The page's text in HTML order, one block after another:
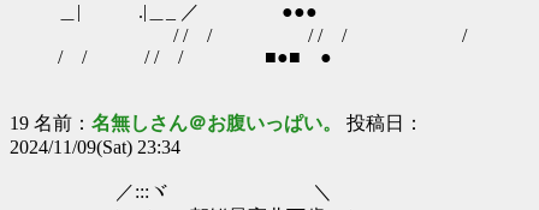
＿| .|＿_ ／ ●●●
/ / / / / / /
/ / / / / ■●■ ●
19 名前： 名無しさん＠お腹いっぱい。 投稿日：
2024/11/09(Sat) 23:34
／:::ヾ ＼